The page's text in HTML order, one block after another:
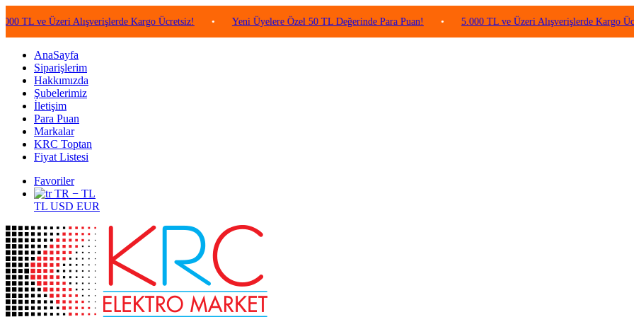
Üzeri Alışverişlerde Kargo Ücretsiz! • Yeni Üyelere Özel 50 TL Değerinde Para Puan! • 5.000 TL ve Üzeri Alışverişlerde Kargo Ücretsiz!
AnaSayfa
Siparişlerim
Hakkımızda
Şubelerimiz
İletişim
Para Puan
Markalar
KRC Toptan
Fiyat Listesi
Favoriler
TR − TL
TL USD EUR